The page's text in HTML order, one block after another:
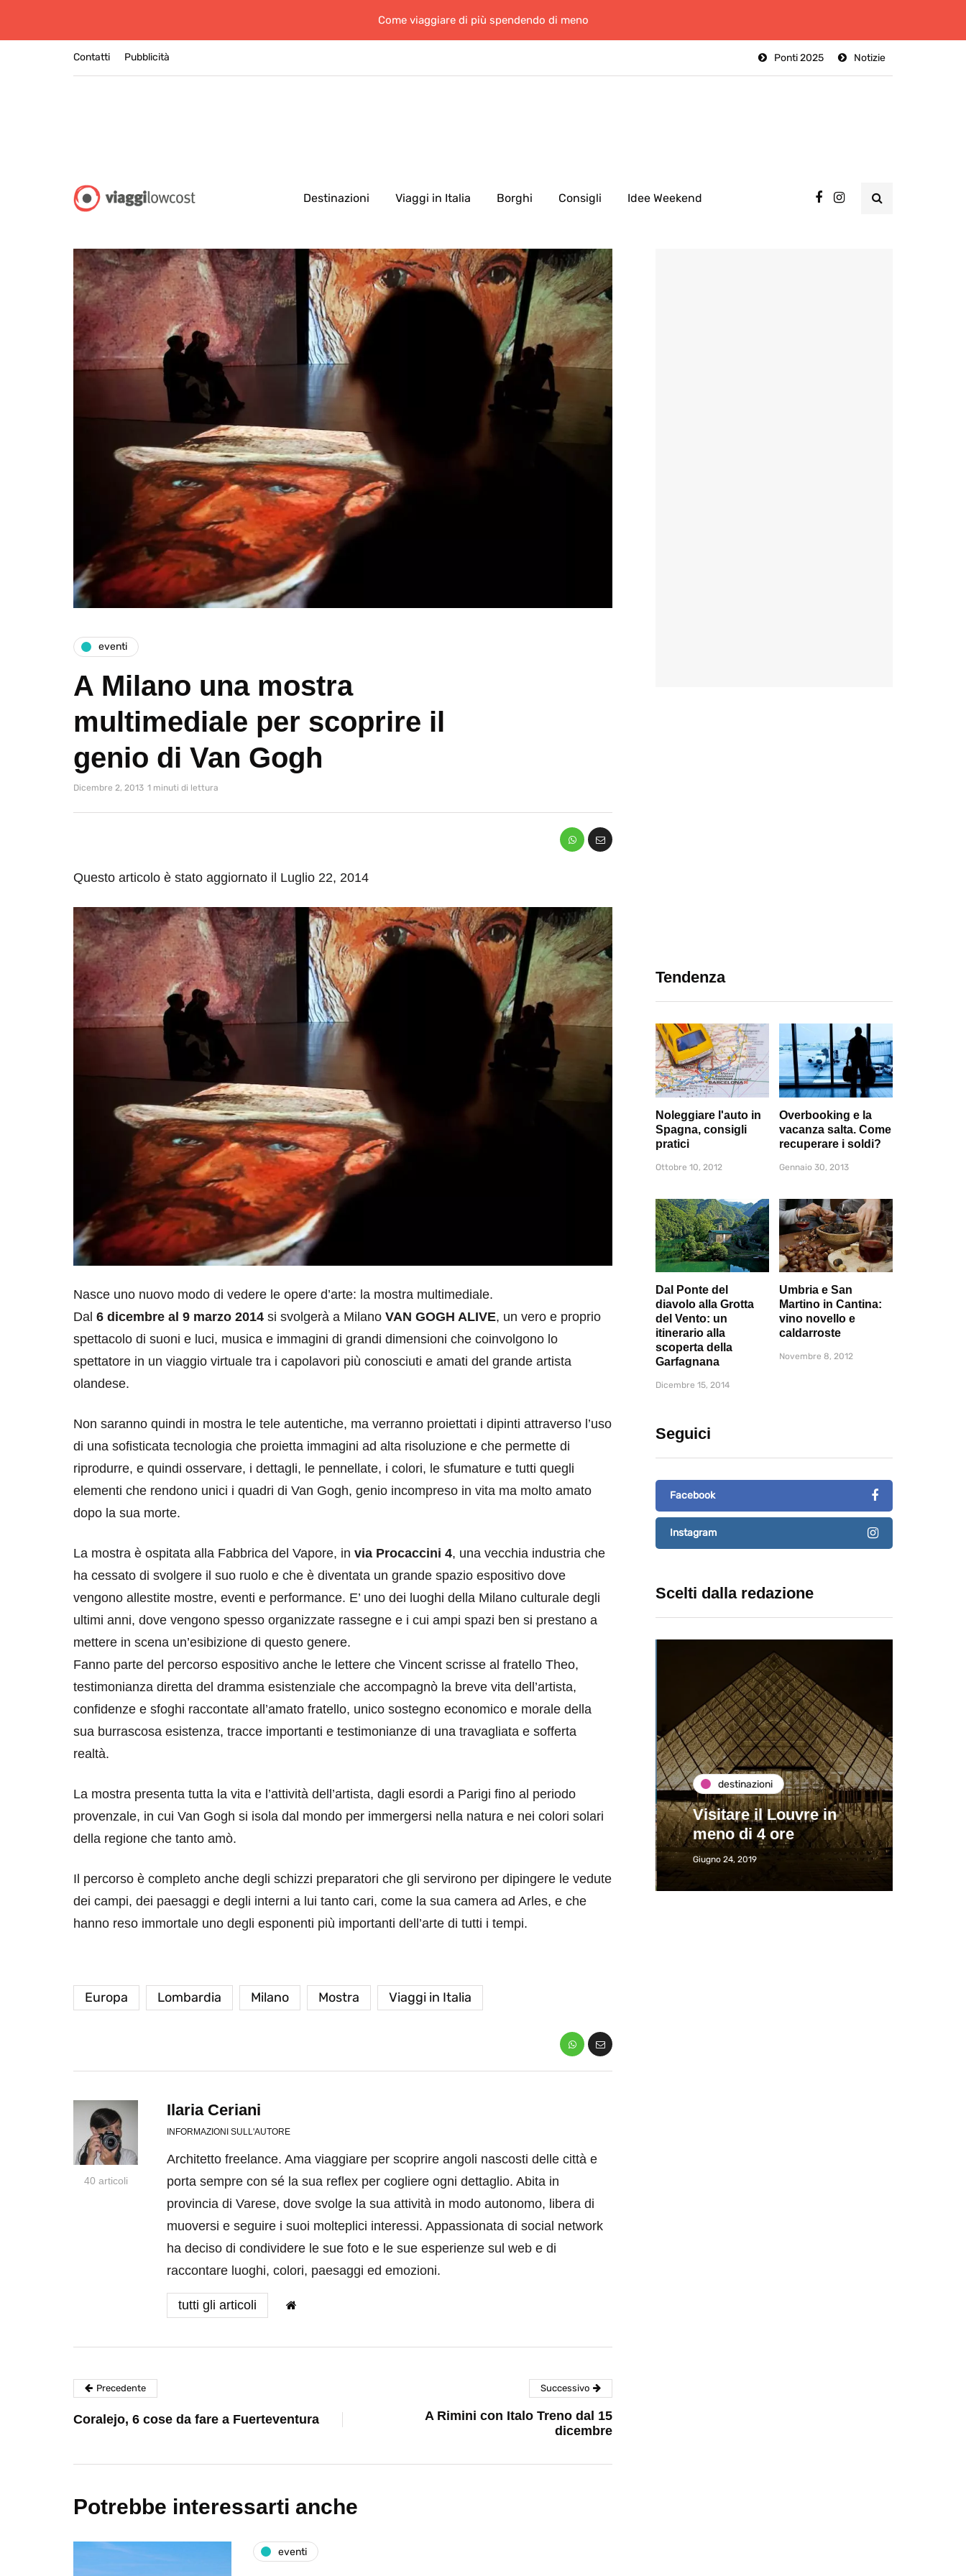
Come viaggiare di più spendendo di meno
Contatti Notizie
Ponti 2025
Pubblicità
Destinazioni Viaggi in Italia Borghi Consigli Idee Weekend
eventi
A Milano una mostra
multimediale per scoprire il
genio di Van Gogh
Dicembre 2, 2013 1 minuti di lettura
Questo articolo è stato aggiornato il Luglio 22, 2014
Nasce uno nuovo modo di vedere le opere d’arte: la mostra multimediale.
Dal 6 dicembre al 9 marzo 2014 si svolgerà a Milano VAN GOGH ALIVE, un vero e proprio
spettacolo di suoni e luci, musica e immagini di grandi dimensioni che coinvolgono lo
spettatore in un viaggio virtuale tra i capolavori più conosciuti e amati del grande artista
olandese.
Non saranno quindi in mostra le tele autentiche, ma verranno proiettati i dipinti attraverso l’uso
di una sofisticata tecnologia che proietta immagini ad alta risoluzione e che permette di
riprodurre, e quindi osservare, i dettagli, le pennellate, i colori, le sfumature e tutti quegli
elementi che rendono unici i quadri di Van Gogh, genio incompreso in vita ma molto amato
dopo la sua morte.
La mostra è ospitata alla Fabbrica del Vapore, in via Procaccini 4, una vecchia industria che
ha cessato di svolgere il suo ruolo e che è diventata un grande spazio espositivo dove
vengono allestite mostre, eventi e performance. E’ uno dei luoghi della Milano culturale degli
ultimi anni, dove vengono spesso organizzate rassegne e i cui ampi spazi ben si prestano a
mettere in scena un’esibizione di questo genere.
Fanno parte del percorso espositivo anche le lettere che Vincent scrisse al fratello Theo,
testimonianza diretta del dramma esistenziale che accompagnò la breve vita dell’artista,
confidenze e sfoghi raccontate all’amato fratello, unico sostegno economico e morale della
sua burrascosa esistenza, tracce importanti e testimonianze di una travagliata e sofferta
realtà.
La mostra presenta tutta la vita e l’attività dell’artista, dagli esordi a Parigi fino al periodo
provenzale, in cui Van Gogh si isola dal mondo per immergersi nella natura e nei colori solari
della regione che tanto amò.
Il percorso è completo anche degli schizzi preparatori che gli servirono per dipingere le vedute
dei campi, dei paesaggi e degli interni a lui tanto cari, come la sua camera ad Arles, e che
hanno reso immortale uno degli esponenti più importanti dell’arte di tutti i tempi.
Europa Lombardia Milano Mostra Viaggi in Italia
Tendenza
Noleggiare l'auto in
Spagna, consigli
pratici
Ottobre 10, 2012
Overbooking e la
vacanza salta. Come
recuperare i soldi?
Gennaio 30, 2013
Dal Ponte del
diavolo alla Grotta
del Vento: un
itinerario alla
scoperta della
Garfagnana
Dicembre 15, 2014
Umbria e San
Martino in Cantina:
vino novello e
caldarroste
Novembre 8, 2012
Seguici
Facebook
Instagram
Scelti dalla redazione
il Louvre in
di 4 ore
Paros e la Grecia di
Immaturi il Viaggio
Eventi di aprile 2026 a
destinazioni
Visitare il Louvre in
meno di 4 ore
Giugno 24, 2019
40 articoli
Ilaria Ceriani
INFORMAZIONI SULL'AUTORE
Architetto freelance. Ama viaggiare per scoprire angoli nascosti delle città e
porta sempre con sé la sua reflex per cogliere ogni dettaglio. Abita in
provincia di Varese, dove svolge la sua attività in modo autonomo, libera di
muoversi e seguire i suoi molteplici interessi. Appassionata di social network
ha deciso di condividere le sue foto e le sue esperienze sul web e di
raccontare luoghi, colori, paesaggi ed emozioni.
tutti gli articoli
Precedente
Coralejo, 6 cose da fare a Fuerteventura
Successivo
A Rimini con Italo Treno dal 15
dicembre
Potrebbe interessarti anche
eventi